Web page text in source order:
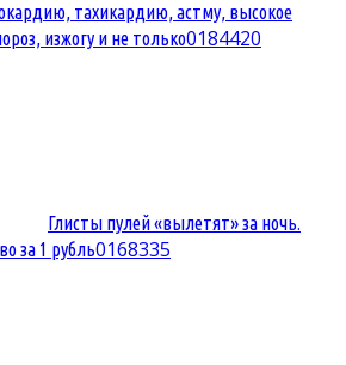
тахикардию, астму, высокое
изжогу и не только0184420
Глисты пулей «вылетят» за ночь.
за 1 рубль0168335